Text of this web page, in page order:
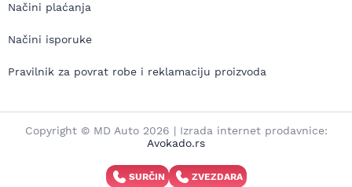
Načini plaćanja
Načini isporuke
Pravilnik za povrat robe i reklamaciju proizvoda
Copyright © MD Auto 2026 | Izrada internet prodavnice:
Avokado.rs
SURČIN ZVEZDARA